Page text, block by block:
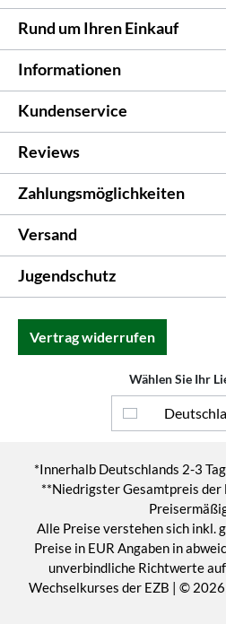
Rund um Ihren Einkauf
Informationen
Kundenservice
Reviews
Zahlungsmöglichkeiten
Versand
Jugendschutz
Vertrag widerrufen
Wählen Sie Ihr
*Innerhalb Deutschlands 2-3
**Niedrigster Gesamtpreis der
Alle Preise verstehen sich inkl.
Preise in EUR Angaben in
unverbindliche Richtwerte
Wechselkurses der EZB | ©